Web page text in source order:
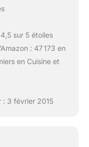
sur 5 étoiles
: 47 173 en
en Cuisine et
: 3 février 2015